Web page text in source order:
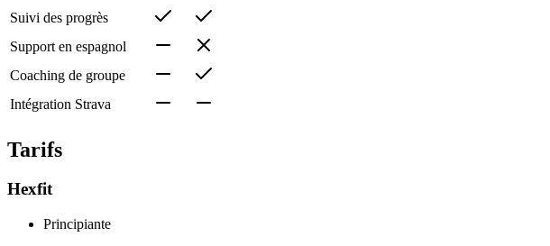
Suivi des progrès
Support en espagnol
Coaching de groupe
Intégration Strava
Tarifs
Hexfit
Principiante